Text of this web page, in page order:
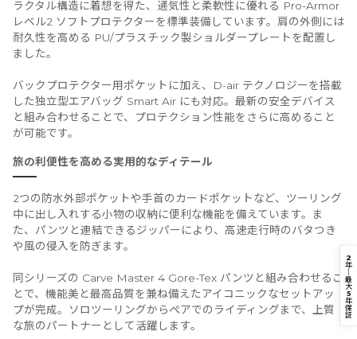
ラクタル構造に着想を得た、通気性と柔軟性に優れる Pro-Armor
レベル2 ソフトプロテクターを標準装備しています。肩の外側には
耐久性を高める PU/プラスチック製ショルダープレートを配置し
ました。
バックプロテクター用ポケットに加え、D-air テクノロジーを搭載
した独立型エアバッグ Smart Air にも対応。最新の安全デバイス
と組み合わせることで、プロテクション性能をさらに高めること
が可能です。
旅の利便性を高める実用的なディテール
2つの防水外部ポケットや手首のカードポケットなど、ツーリング
中に出し入れする小物の収納に便利な機能を備えています。ま
た、パンツと連結できるジッパーにより、高速走行時のバタつき
や風の侵入を防ぎます。
同シリーズの Carve Master 4 Gore-Tex パンツと組み合わせるこ
とで、機能美と最高品質を兼ね備えたアイコニックなセットアッ
プが完成。ソロツーリングからペアでのライディングまで、上質
な旅のパートナーとして活躍します。
2
年
最
大
5
年
保
証